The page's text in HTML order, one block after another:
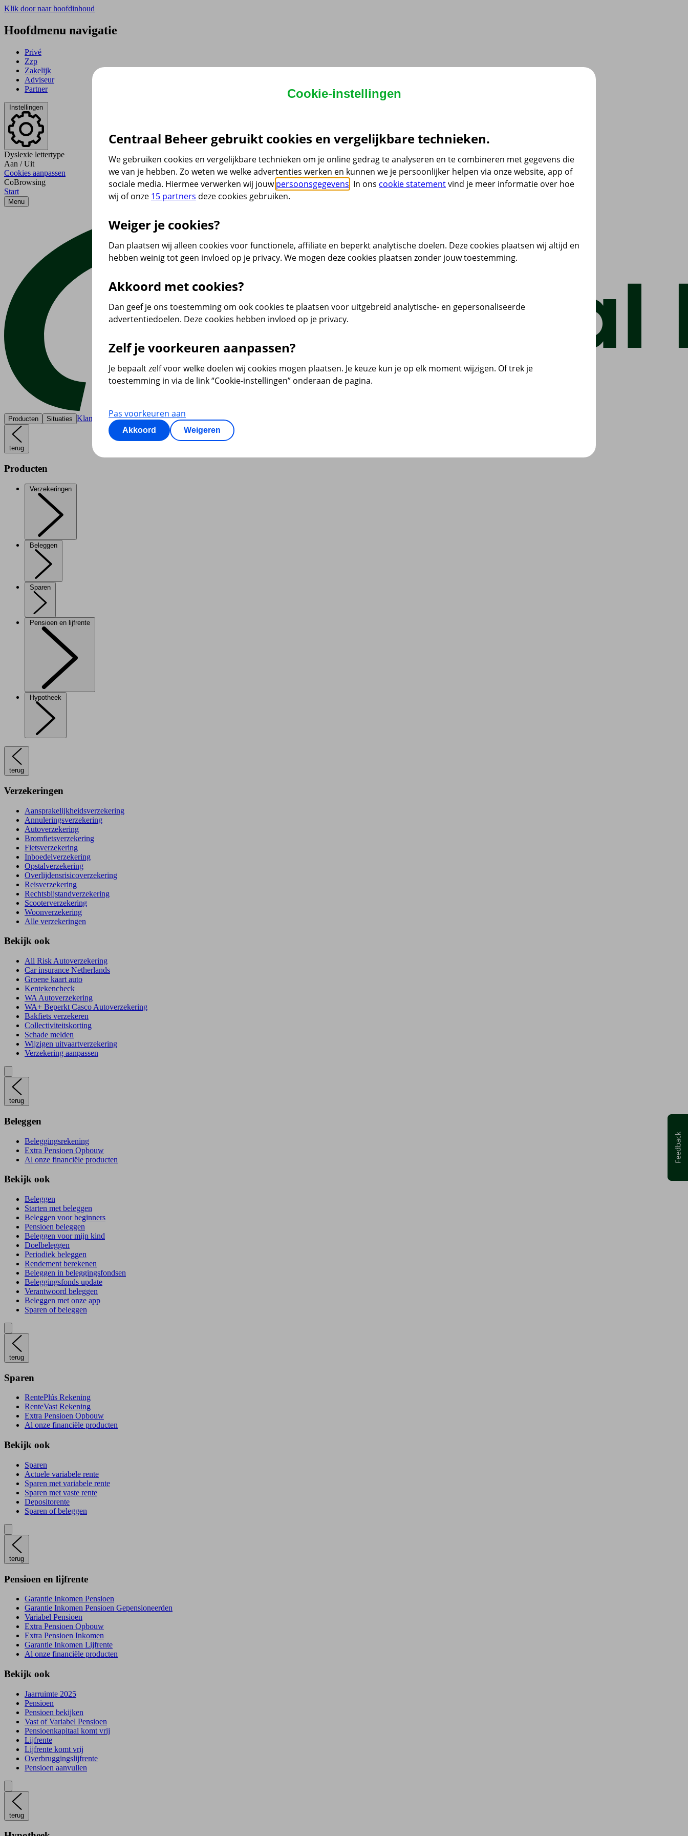
Klik door naar hoofdinhoud
Hoofdmenu navigatie
Privé
Zzp
Zakelijk
Adviseur
Partner
Instellingen
Dyslexie lettertype
Aan / Uit
Cookies aanpassen
CoBrowsing
Start
Menu
Producten Situaties Klantenservice
terug
Producten
Verzekeringen
Beleggen
Sparen
Pensioen en lijfrente
Hypotheek
terug
Verzekeringen
Aansprakelijkheidsverzekering
Annuleringsverzekering
Autoverzekering
Bromfietsverzekering
Fietsverzekering
Inboedelverzekering
Opstalverzekering
Overlijdensrisicoverzekering
Reisverzekering
Rechtsbijstandverzekering
Scooterverzekering
Woonverzekering
Alle verzekeringen
Bekijk ook
All Risk Autoverzekering
Car insurance Netherlands
Groene kaart auto
Kentekencheck
WA Autoverzekering
WA+ Beperkt Casco Autoverzekering
Bakfiets verzekeren
Collectiviteitskorting
Schade melden
Wijzigen uitvaartverzekering
Verzekering aanpassen
terug
Beleggen
Beleggingsrekening
Extra Pensioen Opbouw
Al onze financiële producten
Bekijk ook
Beleggen
Starten met beleggen
Beleggen voor beginners
Pensioen beleggen
Beleggen voor mijn kind
Doelbeleggen
Periodiek beleggen
Rendement berekenen
Beleggen in beleggingsfondsen
Beleggingsfonds update
Verantwoord beleggen
Beleggen met onze app
Sparen of beleggen
terug
Sparen
RentePlús Rekening
RenteVast Rekening
Extra Pensioen Opbouw
Al onze financiële producten
Bekijk ook
Sparen
Actuele variabele rente
Sparen met variabele rente
Sparen met vaste rente
Depositorente
Sparen of beleggen
terug
Pensioen en lijfrente
Garantie Inkomen Pensioen
Garantie Inkomen Pensioen Gepensioneerden
Variabel Pensioen
Extra Pensioen Opbouw
Extra Pensioen Inkomen
Garantie Inkomen Lijfrente
Al onze financiële producten
Bekijk ook
Jaarruimte 2025
Pensioen
Pensioen bekijken
Vast of Variabel Pensioen
Pensioenkapitaal komt vrij
Lijfrente
Lijfrente komt vrij
Overbruggingslijfrente
Pensioen aanvullen
terug
Cookie-instellingen
Centraal Beheer gebruikt cookies en vergelijkbare technieken.
We gebruiken cookies en vergelijkbare technieken om je online gedrag te analyseren en te combineren met gegevens die
we van je hebben. Zo weten we welke advertenties werken en kunnen we je persoonlijker helpen via onze website, app of
sociale media. Hiermee verwerken wij jouwpersoonsgegevens . In ons cookie statementvind je meer informatie over hoe
wij of onze 15 partners deze cookies gebruiken.
Weiger je cookies?
Dan plaatsen wij alleen cookies voor functionele, affiliate en beperkt analytische doelen. Deze cookies plaatsen wij altijd en
hebben weinig tot geen invloed op je privacy. We mogen deze cookies plaatsen zonder jouw toestemming.
Akkoord met cookies?
Dan geef je ons toestemming om ook cookies te plaatsen voor uitgebreid analytische- en gepersonaliseerde
advertentiedoelen. Deze cookies hebben invloed op je privacy.
Zelf je voorkeuren aanpassen?
Je bepaalt zelf voor welke doelen wij cookies mogen plaatsen. Je keuze kun je op elk moment wijzigen. Of trek je
toestemming in via de link “Cookie-instellingen” onderaan de pagina.
Pas voorkeuren aan
Akkoord Weigeren